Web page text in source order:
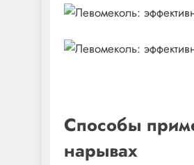
Способы
нарывах